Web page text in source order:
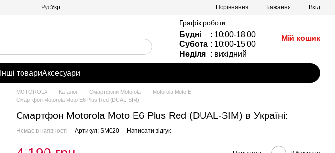
РусУкр Порівняння Бажання Вхід
Графік роботи:
Будні
: 10:00-18:00
Субота : 10:00-15:00
Неділя : вихідний
Мій кошик
Інші товариАксесуари
MOTOROLA Каталог Смартфони Motorola
Motorola Moto E
Смартфон Motorola Moto E6 Plus Red (DUAL-SIM)
Смартфон Motorola Moto E6 Plus Red (DUAL-SIM) в Україні:
Немає в наявності Артикул: SM020 Написати відгук